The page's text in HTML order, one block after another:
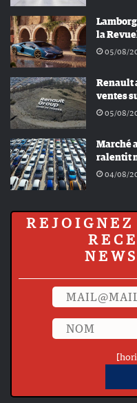
la
05/08/
Renault
ventes
05/08/
Marché
ralentit
04/08/